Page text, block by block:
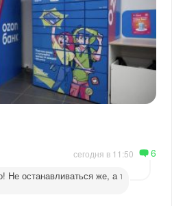
сегодня в 11:50 6
Не останавливаться же, а то